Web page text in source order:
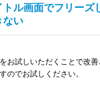
おこなえない
「iOS26」での動作について
しない/画面が正常に表示され
トル画面でフリーズ
ない
お試しいただくことで改
のでお試しください。